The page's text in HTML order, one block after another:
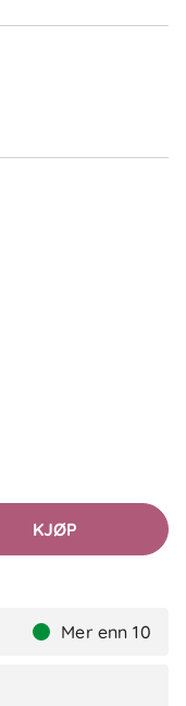
KJØP
Mer enn 10